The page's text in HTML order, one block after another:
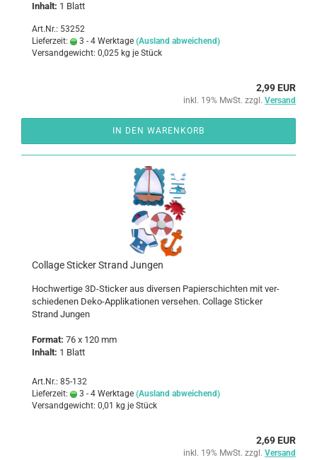
In­halt: 1 Blatt
Art.Nr.: 53252
Lieferzeit:
3 - 4 Werktage (Ausland abweichend)
Versandgewicht: 0,025 kg je Stück
2,99 EUR
inkl. 19% MwSt. zzgl. Versand
IN DEN WARENKORB
Col­la­ge Sti­cker Strand Jun­gen
Hoch­wer­ti­ge 3D-​Sticker aus di­ver­sen Pa­pier­schich­ten mit ver­
schie­de­nen Deko-​Applikationen ver­se­hen. Col­la­ge Sti­cker
Strand Jun­gen
For­mat: 76 x 120 mm
In­halt: 1 Blatt
Art.Nr.: 85-132
Lieferzeit:
3 - 4 Werktage (Ausland abweichend)
Versandgewicht: 0,01 kg je Stück
2,69 EUR
inkl. 19% MwSt. zzgl. Versand